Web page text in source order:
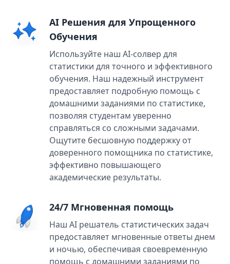
AI Решения для Упрощенного
Обучения
Используйте наш AI-солвер для
статистики для точного и эффективного
обучения. Наш надежный инструмент
предоставляет подробную помощь с
домашними заданиями по статистике,
позволяя студентам уверенно
справляться со сложными задачами.
Ощутите бесшовную поддержку от
доверенного помощника по статистике,
эффективно повышающего
академические результаты.
24/7 Мгновенная помощь
Наш AI решатель статистических задач
предоставляет мгновенные ответы днем
и ночью, обеспечивая своевременную
помощь с домашними заданиями по